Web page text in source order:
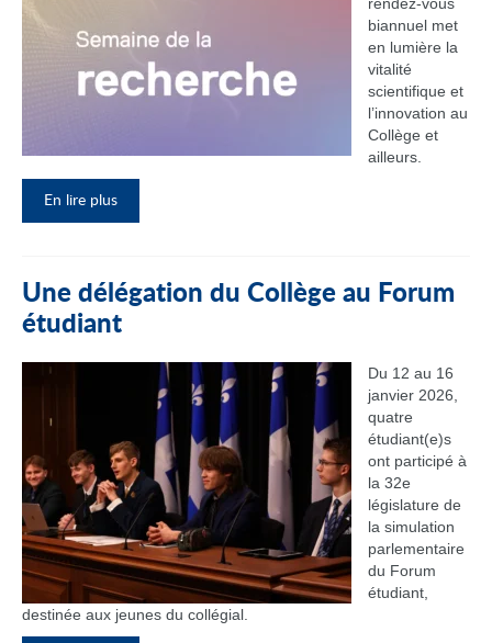
biannuel met
en lumière la
vitalité
scientifique et
l’innovation au
Collège et
ailleurs.
En lire plus
Une délégation du Collège au Forum
étudiant
Du 12 au 16
janvier 2026,
quatre
étudiant(e)s
ont participé à
la 32e
législature de
la simulation
parlementaire
du Forum
étudiant,
destinée aux jeunes du collégial.